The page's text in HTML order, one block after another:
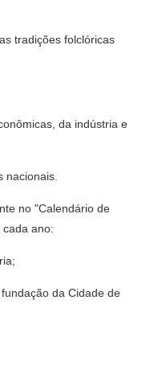
tradições folclóricas
da indústria e
nacionais.
no "Calendário de
cada ano:
da Cidade de